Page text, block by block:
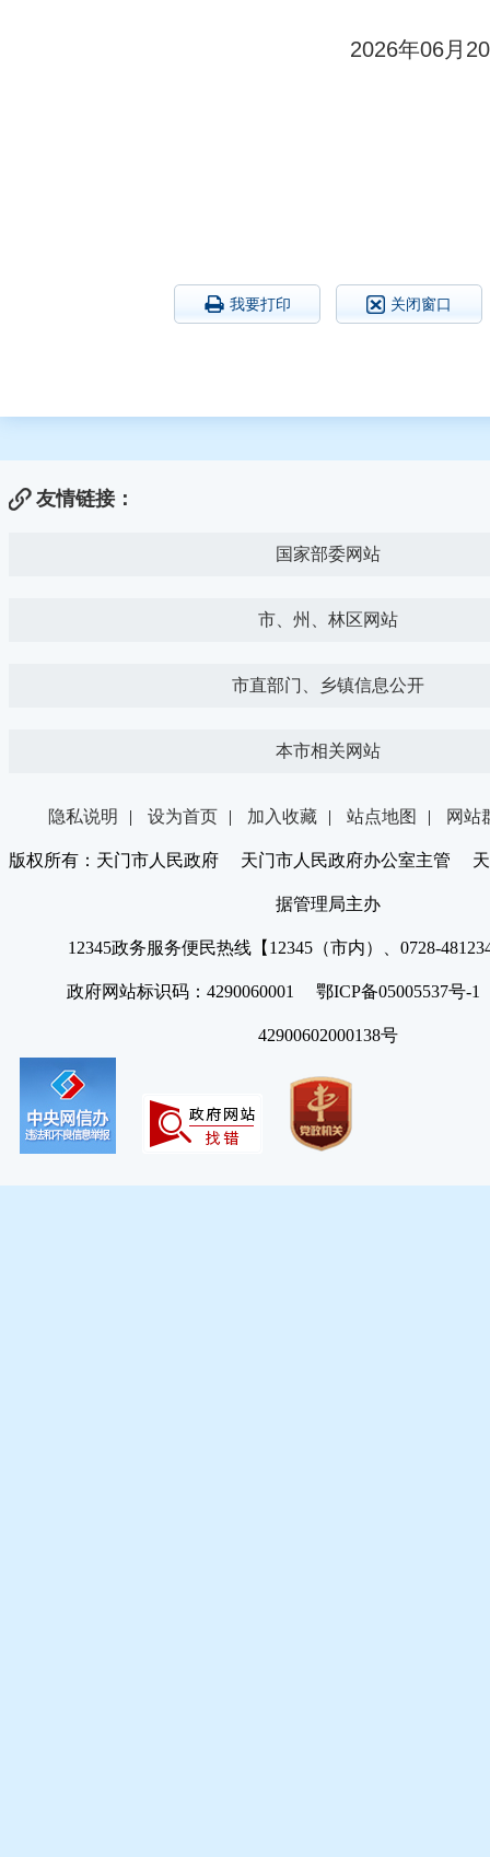
2026年06月20
我要打印 关闭窗口
友情链接：
国家部委网站
市、州、林区网站
市直部门、乡镇信息公开
本市相关网站
隐私说明 | 设为首页 | 加入收藏 | 站点地图 | 网站
版权所有：天门市人民政府 天门市人民政府办公室主管 天
据管理局主办
12345政务服务便民热线【12345（市内）、0728-
政府网站标识码：4290060001 鄂ICP备05005537号
42900602000138号